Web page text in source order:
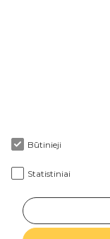
2026 ©
Būtinieji
Statistiniai